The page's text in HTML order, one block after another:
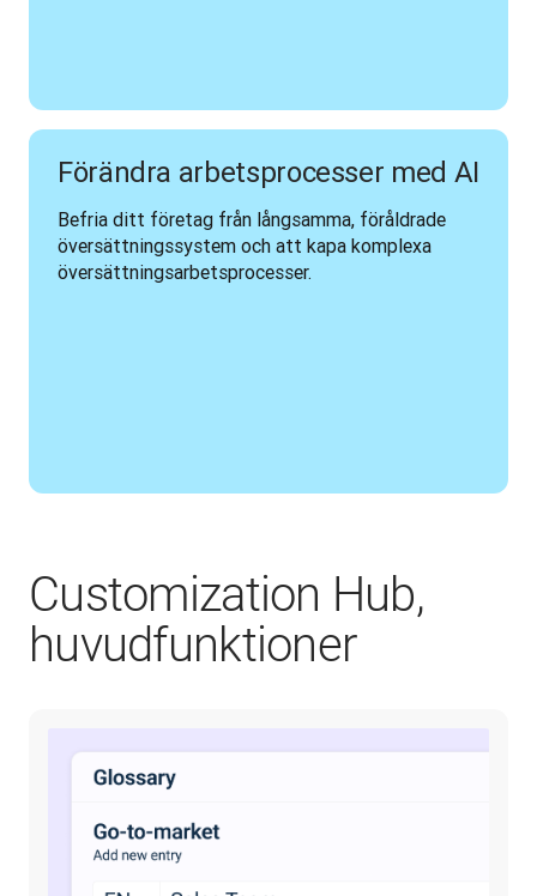
Förändra arbetsprocesser med AI
Befria ditt företag från långsamma, föråldrade
översättningssystem och att kapa komplexa
översättningsarbetsprocesser.
Customization Hub,
huvudfunktioner